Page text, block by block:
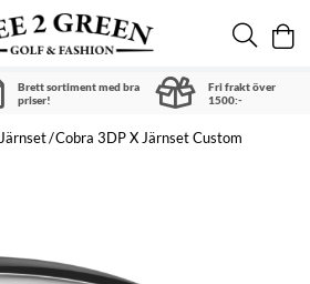
Brett sortiment med bra
priser!
Fri frakt över
1500:-
Järnset Cobra 3DP X Järnset Custom